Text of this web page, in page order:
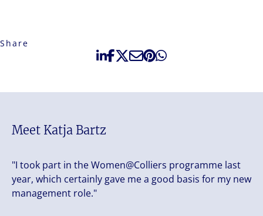
Share
Meet Katja Bartz
"I took part in the Women@Colliers programme last
year, which certainly gave me a good basis for my new
management role."